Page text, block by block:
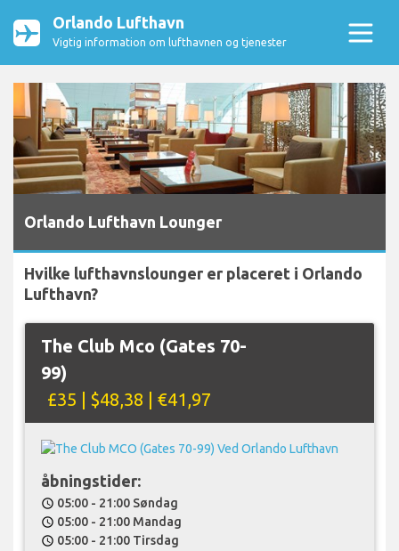
Orlando Lufthavn
Vigtig information om lufthavnen og tjenester
Orlando Lufthavn Lounger
Hvilke lufthavnslounger er placeret i Orlando
Lufthavn?
The Club Mco (Gates 70-
99)
£35 | $48,38 | €41,97
åbningstider:
schedule 05:00 - 21:00 Søndag
schedule 05:00 - 21:00 Mandag
schedule 05:00 - 21:00 Tirsdag